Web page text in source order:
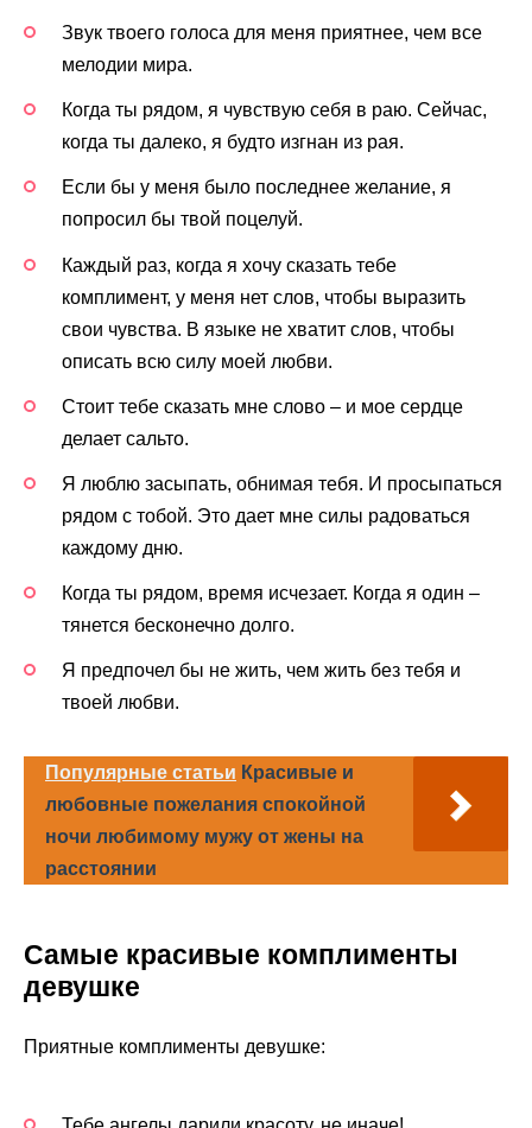
Звук твоего голоса для меня приятнее, чем все
мелодии мира.
Когда ты рядом, я чувствую себя в раю. Сейчас,
когда ты далеко, я будто изгнан из рая.
Если бы у меня было последнее желание, я
попросил бы твой поцелуй.
Каждый раз, когда я хочу сказать тебе
комплимент, у меня нет слов, чтобы выразить
свои чувства. В языке не хватит слов, чтобы
описать всю силу моей любви.
Стоит тебе сказать мне слово – и мое сердце
делает сальто.
Я люблю засыпать, обнимая тебя. И просыпаться
рядом с тобой. Это дает мне силы радоваться
каждому дню.
Когда ты рядом, время исчезает. Когда я один –
тянется бесконечно долго.
Я предпочел бы не жить, чем жить без тебя и
твоей любви.
Популярные статьи Красивые и
любовные пожелания спокойной
ночи любимому мужу от жены на
расстоянии
Самые красивые комплименты
девушке
Приятные комплименты девушке: